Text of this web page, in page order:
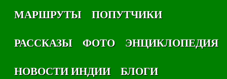
МАРШРУТЫ
ПОПУТЧИКИ
РАССКАЗЫ
ФОТО
ЭНЦИКЛОПЕДИЯ
НОВОСТИ ИНДИИ
БЛОГИ